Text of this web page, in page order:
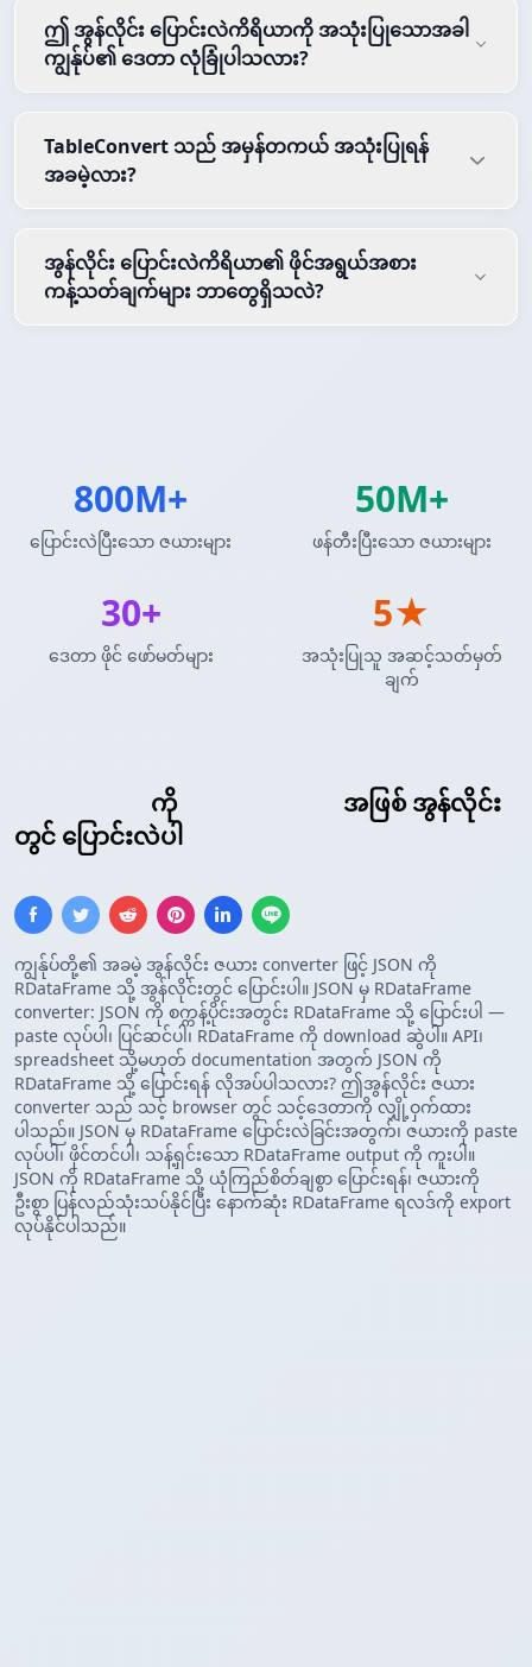
ကို
အဖြစ် အွန်လိုင်း
တွင် ပြောင်းလဲပါ
ကျွန်ုပ်တို့၏ အခမဲ့ အွန်လိုင်း ဇယား converter ဖြင့် JSON ကို
RDataFrame သို့ အွန်လိုင်းတွင် ပြောင်းပါ။ JSON မှ RDataFrame
converter: JSON ကို စက္ကန့်ပိုင်းအတွင်း RDataFrame သို့ ပြောင်းပါ —
paste လုပ်ပါ၊ ပြင်ဆင်ပါ၊ RDataFrame ကို download ဆွဲပါ။ API၊
spreadsheet သို့မဟုတ် documentation အတွက် JSON ကို
RDataFrame သို့ ပြောင်းရန် လိုအပ်ပါသလား? ဤအွန်လိုင်း ဇယား
converter သည် သင့် browser တွင် သင့်ဒေတာကို လျှို့ဝှက်ထား
ပါသည်။ JSON မှ RDataFrame ပြောင်းလဲခြင်းအတွက်၊ ဇယားကို paste
လုပ်ပါ၊ ဖိုင်တင်ပါ၊ သန့်ရှင်းသော RDataFrame output ကို ကူးပါ။
JSON ကို RDataFrame သို့ ယုံကြည်စိတ်ချစွာ ပြောင်းရန်၊ ဇယားကို
ဦးစွာ ပြန်လည်သုံးသပ်နိုင်ပြီး နောက်ဆုံး RDataFrame ရလဒ်ကို export
လုပ်နိုင်ပါသည်။
ဤ အွန်လိုင်း ပြောင်းလဲကိရိယာကို အသုံးပြုသောအခါ
ကျွန်ုပ်၏ ဒေတာ လုံခြုံပါသလား?
TableConvert သည် အမှန်တကယ် အသုံးပြုရန်
အခမဲ့လား?
အွန်လိုင်း ပြောင်းလဲကိရိယာ၏ ဖိုင်အရွယ်အစား
ကန့်သတ်ချက်များ ဘာတွေရှိသလဲ?
800M+
ပြောင်းလဲပြီးသော ဇယားများ
50M+
ဖန်တီးပြီးသော ဇယားများ
30+
ဒေတာ ဖိုင် ဖော်မတ်များ
5★
အသုံးပြုသူ အဆင့်သတ်မှတ်
ချက်